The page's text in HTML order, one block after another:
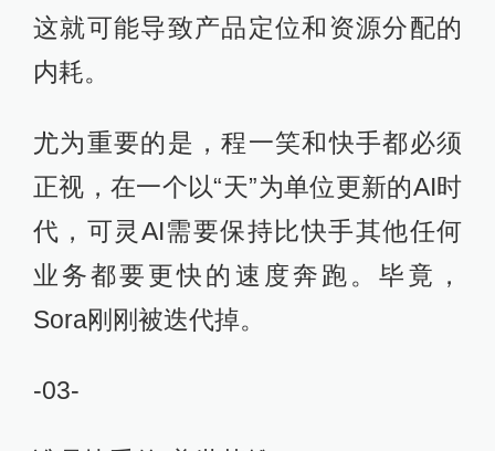
这就可能导致产品定位和资源分配的
内耗。
尤为重要的是，程一笑和快手都必须
正视，在一个以“天”为单位更新的AI时
代，可灵AI需要保持比快手其他任何
业务都要更快的速度奔跑。毕竟，
Sora刚刚被迭代掉。
-03-